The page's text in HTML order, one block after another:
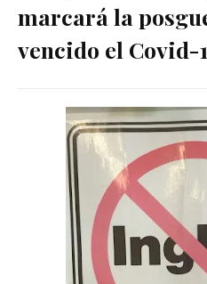
marcará la
vencido el Covid-